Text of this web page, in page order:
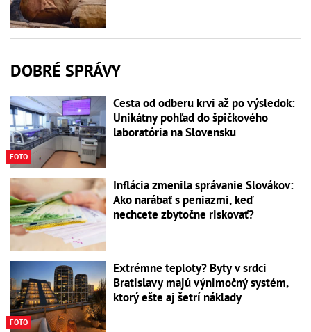
DOBRÉ SPRÁVY
FOTO
Cesta od odberu krvi až po výsledok:
Unikátny pohľad do špičkového
laboratória na Slovensku
Inflácia zmenila správanie Slovákov:
Ako narábať s peniazmi, keď
nechcete zbytočne riskovať?
FOTO
Extrémne teploty? Byty v srdci
Bratislavy majú výnimočný systém,
ktorý ešte aj šetrí náklady